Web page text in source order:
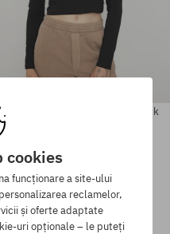
Mărimi existente:
XL
Longsleeve Vans Mini Mock Neck
cookies
funcționare a site-ului
reclamelor,
și oferte adaptate
uri opționale – le puteți